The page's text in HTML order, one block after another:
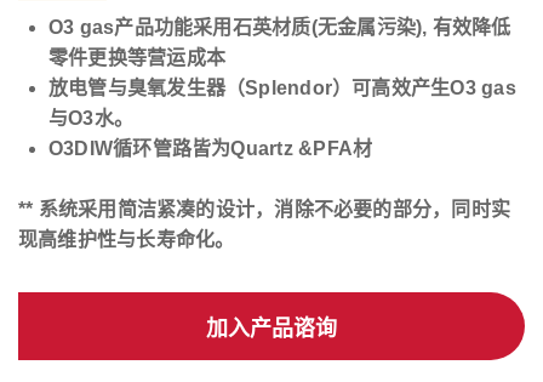
O3 gas产品功能采用石英材质(无金属污染), 有效降低
零件更换等营运成本
放电管与臭氧发生器（Splendor）可高效产生O3 gas
与O3水。
O3DIW循环管路皆为Quartz &PFA材
** 系统采用简洁紧凑的设计，消除不必要的部分，同时实
现高维护性与长寿命化。
加入产品谘询